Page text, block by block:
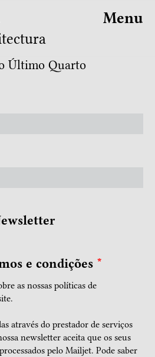
Menu
Último Quarto
e condições *
as nossas políticas de
através do prestador de serviços
newsletter aceita que os seus
pelo Mailjet. Pode saber